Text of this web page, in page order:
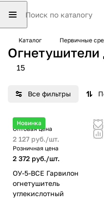
Каталог Первичные
Огнетушители
15
Все фильтры
Новинка
Оптовая цена
2 127 руб./шт.
Розничная цена
2 372 руб./шт.
ОУ-5-BCE Гарвилон
огнетушитель
углекислотный